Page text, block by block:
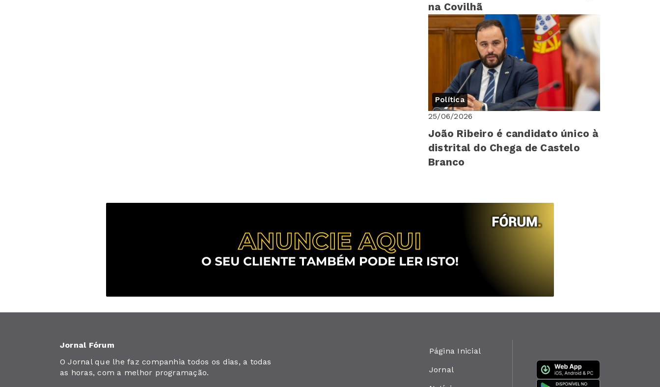
na Covilhã
Política
25/06/2026
João Ribeiro é candidato único à
distrital do Chega de Castelo
Branco
Jornal Fórum
O Jornal que lhe faz companhia todos os dias, a todas
as horas, com a melhor programação.
Página Inicial
Jornal